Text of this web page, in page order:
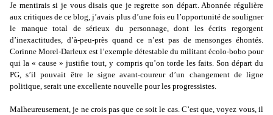
Je mentirais si je vous disais que je regrette son départ. Abonnée régulière
aux critiques de ce blog, j’avais plus d’une fois eu l’opportunité de souligner
le manque total de sérieux du personnage, dont les écrits regorgent
d’inexactitudes, d’à-peu-près quand ce n’est pas de mensonges éhontés.
Corinne Morel-Darleux est l’exemple détestable du militant écolo-bobo pour
qui la « cause » justifie tout, y compris qu’on torde les faits. Son départ du
PG, s’il pouvait être le signe avant-coureur d’un changement de ligne
politique, serait une excellente nouvelle pour les progressistes.
Malheureusement, je ne crois pas que ce soit le cas. C’est que, voyez vous, il